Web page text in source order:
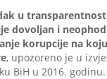
u
dovoljan i
korupcije na
, upozoreno je u
BiH u 2016. godinu.